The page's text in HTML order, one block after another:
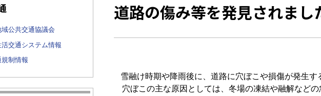
公共交通協議会
活交通システム情報
制情報
道路の傷み等を発見されま
雪融け時期や降雨後に、道路に穴ぼこや損傷が発生す
穴ぼこの主な原因としては、冬場の凍結や融解など